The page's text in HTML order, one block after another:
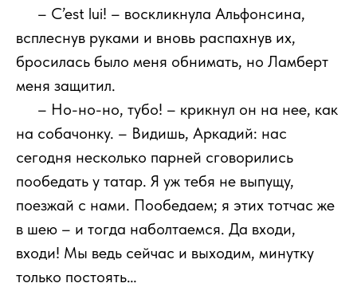
– C’est lui! – воскликнула Альфонсина,
всплеснув руками и вновь распахнув их,
бросилась было меня обнимать, но Ламберт
меня защитил.
– Но-но-но, тубо! – крикнул он на нее, как
на собачонку. – Видишь, Аркадий: нас
сегодня несколько парней сговорились
пообедать у татар. Я уж тебя не выпущу,
поезжай с нами. Пообедаем; я этих тотчас же
в шею – и тогда наболтаемся. Да входи,
входи! Мы ведь сейчас и выходим, минутку
только постоять…